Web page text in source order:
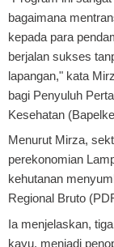
bagaimana
kepada para
berjalan sukses
lapangan," kata
bagi Penyuluh
Kesehatan
Menurut Mirza,
perekonomian
kehutanan
Regional Bruto
Ia menjelaskan,
kayu, menjadi